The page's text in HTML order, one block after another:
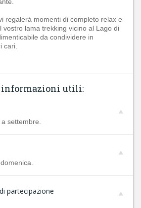
regalerà momenti di completo relax e
vostro lama trekking vicino al Lago di
da condividere in
cari.
informazioni utili:
settembre.
partecipazione